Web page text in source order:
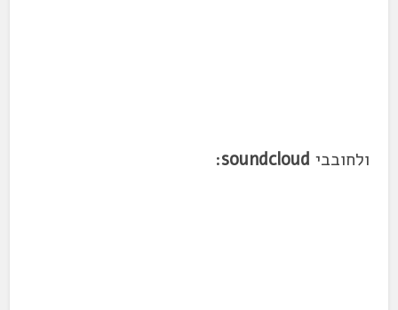
ולחובבי soundcloud
: